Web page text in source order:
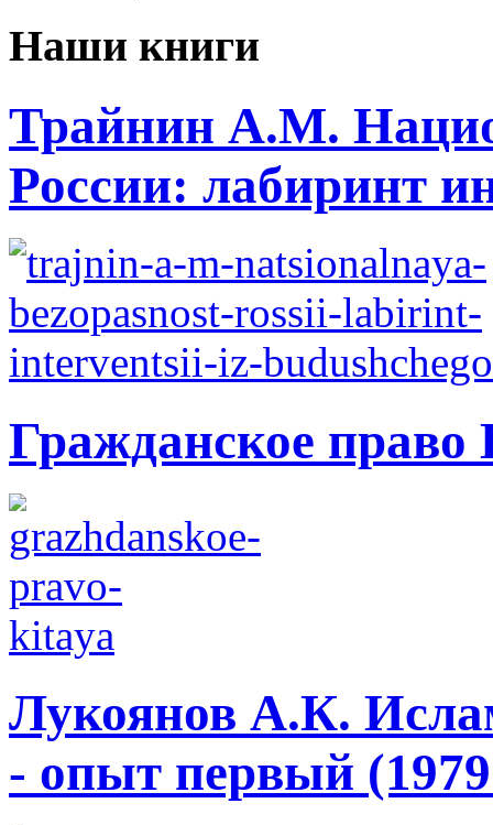
Наши книги
Трайнин А.М.
России: лабиринт
Гражданское право
Лукоянов А.К.
- опыт первый